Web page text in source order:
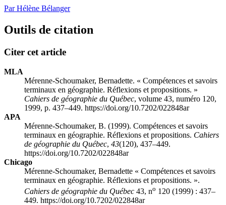
Par Hélène Bélanger
Outils de citation
Citer cet article
MLA
Mérenne-Schoumaker, Bernadette. « Compétences et savoirs
terminaux en géographie. Réflexions et propositions. »
Cahiers de géographie du Québec, volume 43, numéro 120,
1999, p. 437–449. https://doi.org/10.7202/022848ar
APA
Mérenne-Schoumaker, B. (1999). Compétences et savoirs
terminaux en géographie. Réflexions et propositions. Cahiers
de géographie du Québec, 43(120), 437–449.
https://doi.org/10.7202/022848ar
Chicago
Mérenne-Schoumaker, Bernadette « Compétences et savoirs
terminaux en géographie. Réflexions et propositions. ».
Cahiers de géographie du Québec 43, no 120 (1999) : 437–
449. https://doi.org/10.7202/022848ar